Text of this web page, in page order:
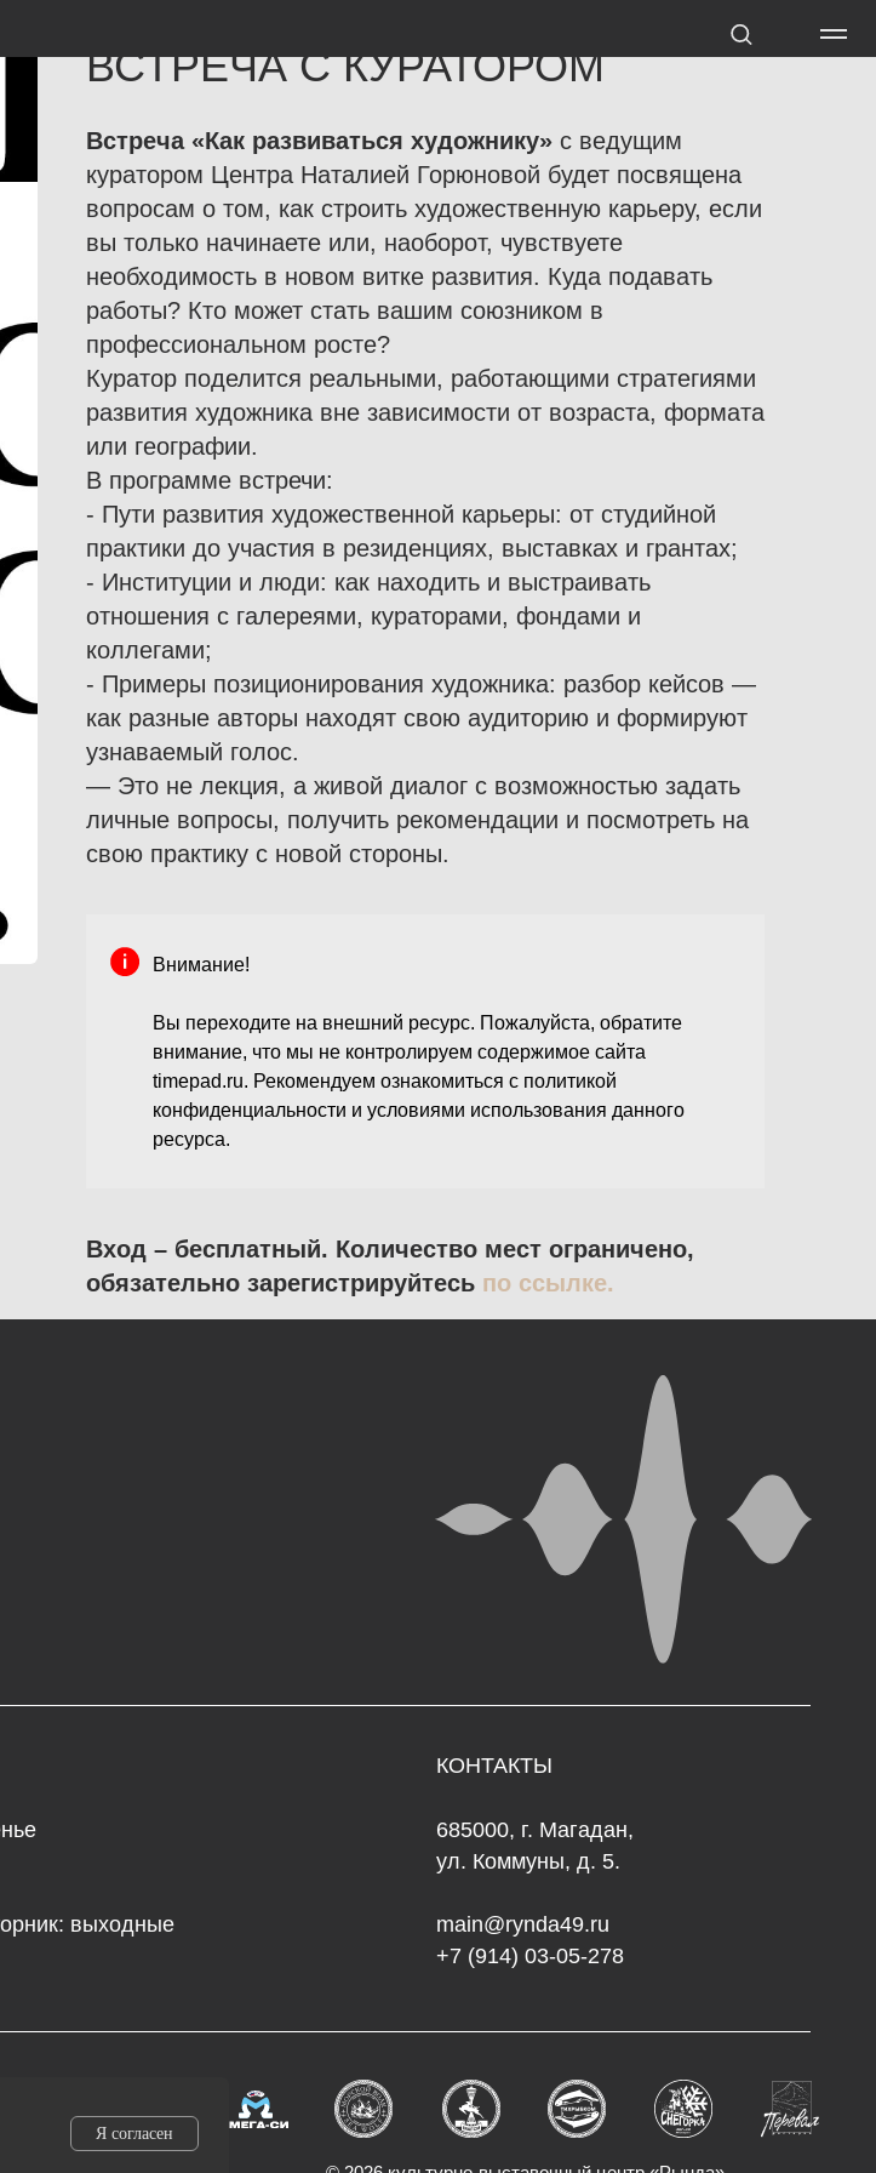
Я согласен
ВСТРЕЧА С КУРАТОРОМ
Встреча «Как развиваться художнику» с ведущим
куратором Центра Наталией Горюновой будет посвящена
вопросам о том, как строить художественную карьеру, если
вы только начинаете или, наоборот, чувствуете
необходимость в новом витке развития. Куда подавать
работы? Кто может стать вашим союзником в
профессиональном росте?
Куратор поделится реальными, работающими стратегиями
развития художника вне зависимости от возраста, формата
или географии.
В программе встречи:
- Пути развития художественной карьеры: от студийной
практики до участия в резиденциях, выставках и грантах;
- Институции и люди: как находить и выстраивать
отношения с галереями, кураторами, фондами и
коллегами;
- Примеры позиционирования художника: разбор кейсов —
как разные авторы находят свою аудиторию и формируют
узнаваемый голос.
— Это не лекция, а живой диалог с возможностью задать
личные вопросы, получить рекомендации и посмотреть на
свою практику с новой стороны.
Внимание!
Вы переходите на внешний ресурс. Пожалуйста, обратите
внимание, что мы не контролируем содержимое сайта
timepad.ru. Рекомендуем ознакомиться с политикой
конфиденциальности и условиями использования данного
ресурса.
Вход – бесплатный. Количество мест ограничено,
обязательно зарегистрируйтесь по ссылке.
© 2026 культурно-выставочный центр «Рында»